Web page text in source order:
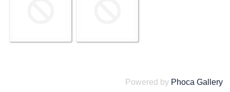
Powered by Phoca Gallery